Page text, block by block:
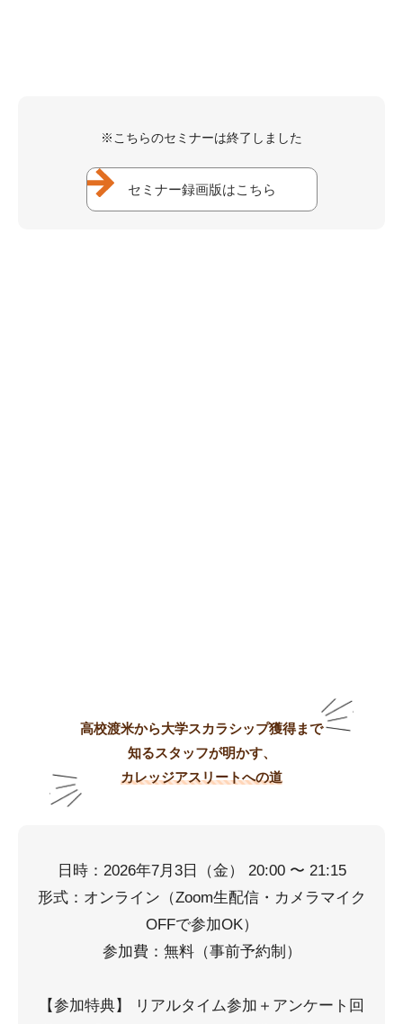
※こちらのセミナーは終了しました
セミナー録画版はこちら
高校渡米から大学スカラシップ獲得まで
知るスタッフが明かす、
カレッジアスリートへの道
日時：2026年7月3日（金） 20:00 〜 21:15
形式：オンライン（Zoom生配信・カメラマイク
OFFで参加OK）
参加費：無料（事前予約制）
【参加特典】 リアルタイム参加＋アンケート回